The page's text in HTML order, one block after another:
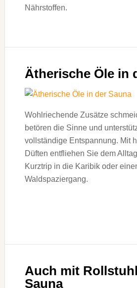
Nährstoffen.
Ätherische Öle in
Wohlriechende Zusätze
betören die Sinne und
vollständige Entspannung. Mit
Düften entfliehen Sie dem
Kurztrip in die Karibik oder
Waldspaziergang.
Auch mit
Sauna